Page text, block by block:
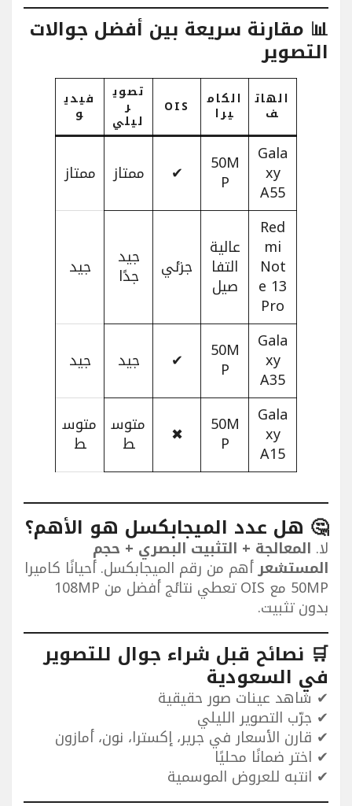
📊 مقارنة سريعة بين أفضل جوالات
التصوير
الهات
ف
الكام
يرا OIS
تصوي
ر
ليلي
فيدي
و
Gala
xy
A55
50M
P
✔ ممتاز ممتاز
Red
mi
Not
e 13
Pro
عالية
التفا
صيل
جزئي جيد
جدًا جيد
Gala
xy
A35
50M
P
✔ جيد جيد
Gala
xy
A15
50M
P
✖ متوس
ط
متوس
ط
🤔 هل عدد الميجابكسل هو الأهم؟
لا. المعالجة + التثبيت البصري + حجم
المستشعرأهم من رقم الميجابكسل. أحيانًا كاميرا
50MP مع OIS تعطي نتائج أفضل من 108MP
بدون تثبيت.
🛒 نصائح قبل شراء جوال للتصوير
في السعودية
✔ شاهد عينات صور حقيقية
✔ جرّب التصوير الليلي
✔ قارن الأسعار في جرير، إكسترا، نون، أمازون
✔ اختر ضمانًا محليًا
✔ انتبه للعروض الموسمية